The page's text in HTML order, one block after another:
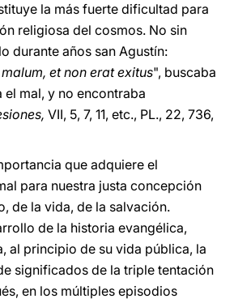
la más fuerte dificultad para
religiosa del cosmos. No sin
durante años san Agustín:
et non erat exitus", buscaba
mal, y no encontraba
VII, 5, 7, 11, etc., PL., 22, 736,
que adquiere el
para nuestra justa concepción
de la vida, de la salvación.
de la historia evangélica,
al principio de su vida pública, la
significados de la triple tentación
en los múltiples episodios